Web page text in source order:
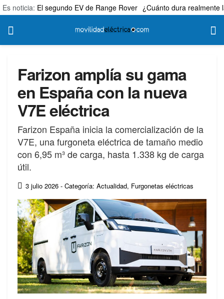
Es noticia: El segundo EV de Range Rover ¿Cuánto dura realmente
Farizon amplía su gama
en España con la nueva
V7E eléctrica
Farizon España inicia la comercialización de la
V7E, una furgoneta eléctrica de tamaño medio
con 6,95 m³ de carga, hasta 1.338 kg de carga
útil.
3 julio 2026 - Categoría: Actualidad, Furgonetas eléctricas